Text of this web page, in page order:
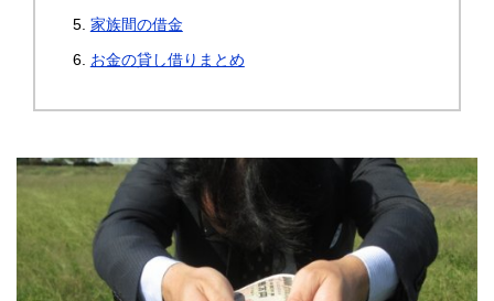
家族間の借金
お金の貸し借りまとめ